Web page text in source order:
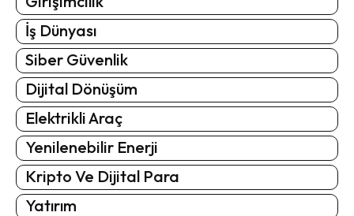
İş Dünyası
Siber Güvenlik
Dijital Dönüşüm
Elektrikli Araç
Yenilenebilir Enerji
Kripto Ve Dijital Para
Yatırım